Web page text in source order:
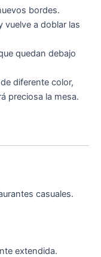
bordes.
vuelve a doblar las
quedan debajo
diferente color,
preciosa la mesa.
casuales.
extendida.